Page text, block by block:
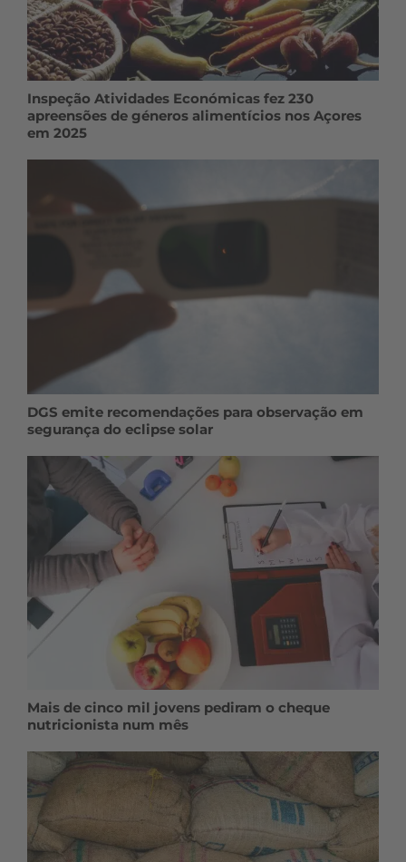
Inspeção Atividades Económicas fez 230
apreensões de géneros alimentícios nos Açores
em 2025
DGS emite recomendações para observação em
segurança do eclipse solar
Mais de cinco mil jovens pediram o cheque
nutricionista num mês